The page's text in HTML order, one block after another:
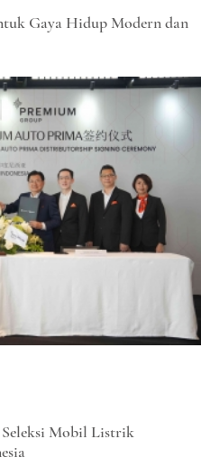
Gaya Hidup Modern dan
Mobil Listrik